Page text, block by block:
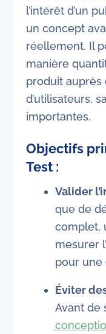
l’intérêt d’un
un concept
réellement. Il
manière
produit auprès
d’utilisateurs,
importantes.
Objectifs
Test :
Valider
que de
complet,
mesurer
pour une
Éviter
Avant de